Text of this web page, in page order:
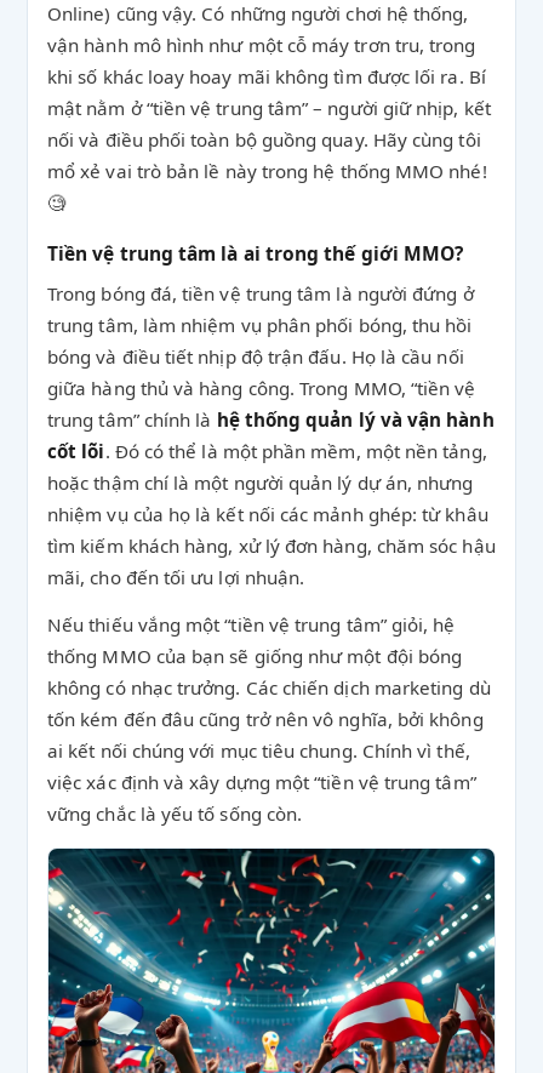
Online) cũng vậy. Có những người chơi hệ thống,
vận hành mô hình như một cỗ máy trơn tru, trong
khi số khác loay hoay mãi không tìm được lối ra. Bí
mật nằm ở “tiền vệ trung tâm” – người giữ nhịp, kết
nối và điều phối toàn bộ guồng quay. Hãy cùng tôi
mổ xẻ vai trò bản lề này trong hệ thống MMO nhé!
🧐
Tiền vệ trung tâm là ai trong thế giới MMO?
Trong bóng đá, tiền vệ trung tâm là người đứng ở
trung tâm, làm nhiệm vụ phân phối bóng, thu hồi
bóng và điều tiết nhịp độ trận đấu. Họ là cầu nối
giữa hàng thủ và hàng công. Trong MMO, “tiền vệ
trung tâm” chính là hệ thống quản lý và vận hành
cốt lõi. Đó có thể là một phần mềm, một nền tảng,
hoặc thậm chí là một người quản lý dự án, nhưng
nhiệm vụ của họ là kết nối các mảnh ghép: từ khâu
tìm kiếm khách hàng, xử lý đơn hàng, chăm sóc hậu
mãi, cho đến tối ưu lợi nhuận.
Nếu thiếu vắng một “tiền vệ trung tâm” giỏi, hệ
thống MMO của bạn sẽ giống như một đội bóng
không có nhạc trưởng. Các chiến dịch marketing dù
tốn kém đến đâu cũng trở nên vô nghĩa, bởi không
ai kết nối chúng với mục tiêu chung. Chính vì thế,
việc xác định và xây dựng một “tiền vệ trung tâm”
vững chắc là yếu tố sống còn.